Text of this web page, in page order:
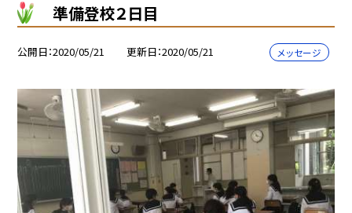
準備登校２日目
公開日 2020/05/21 更新日 2020/05/21 メッセージ